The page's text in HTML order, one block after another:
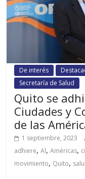
De interés
Secretaría de Salud
Quito se
Ciudades y
de las
1 septiembre, 2023
adhiere,Al,Américas,
movimiento, Quito,